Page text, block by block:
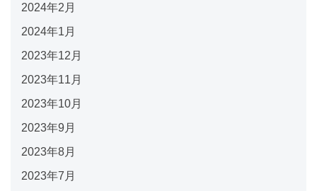
2024年2月
2024年1月
2023年12月
2023年11月
2023年10月
2023年9月
2023年8月
2023年7月